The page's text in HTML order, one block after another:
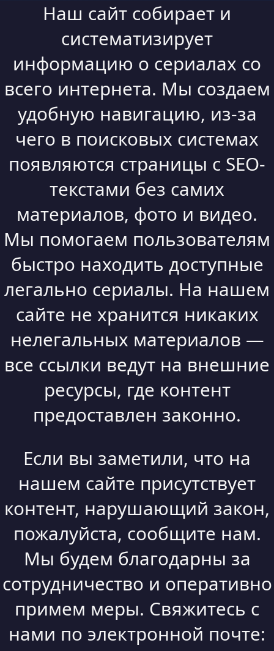
Наш сайт собирает и
систематизирует
информацию о сериалах со
всего интернета. Мы создаем
удобную навигацию, из-за
чего в поисковых системах
появляются страницы с SEO-
текстами без самих
материалов, фото и видео.
Мы помогаем пользователям
быстро находить доступные
легально сериалы. На нашем
сайте не хранится никаких
нелегальных материалов —
все ссылки ведут на внешние
ресурсы, где контент
предоставлен законно.
Если вы заметили, что на
нашем сайте присутствует
контент, нарушающий закон,
пожалуйста, сообщите нам.
Мы будем благодарны за
сотрудничество и оперативно
примем меры. Свяжитесь с
нами по электронной почте: